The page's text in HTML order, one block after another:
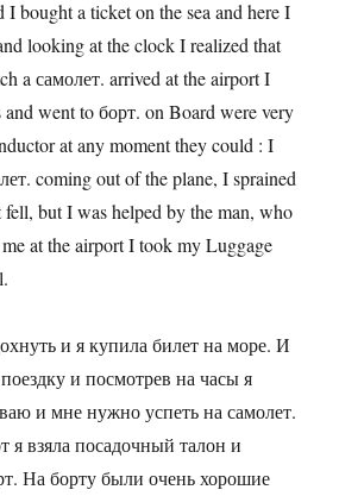
I bought a ticket on the sea and here I
looking at the clock I realized that
a самолет. arrived at the airport I
and went to борт. on Board were very
at any moment they could : I
coming out of the plane, I sprained
fell, but I was helped by the man, who
at the airport I took my Luggage
и я купила билет на море. И
и посмотрев на часы я
и мне нужно успеть на самолет.
я взяла посадочный талон и
На борту были очень хорошие